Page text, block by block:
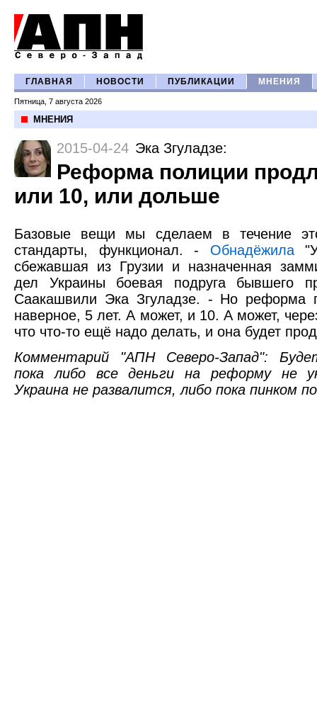
ГЛАВНАЯ НОВОСТИ ПУБЛИКАЦИИ МНЕНИЯ
Пятница, 7 августа 2026
МНЕНИЯ
2015-04-24 Эка Згуладзе:
Реформа полиции
или 10, или дольше
Базовые вещи мы сделаем в течение
стандарты, функционал. - Обнадёжила
сбежавшая из Грузии и назначенная
дел Украины боевая подруга бывшего
Саакашвили Эка Згуладзе. - Но реформа
наверное, 5 лет. А может, и 10. А может,
что что-то ещё надо делать, и она будет
Комментарий "АПН Северо-Запад":
пока либо все деньги на реформу не
Украина не развалится, либо пока пинком